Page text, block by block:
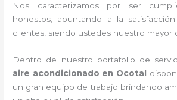
Nos caracterizamos por ser
honestos, apuntando a la
clientes, siendo ustedes nuestro
Dentro de nuestro portafolio de
aire acondicionado en Ocotal
un gran equipo de trabajo brindando